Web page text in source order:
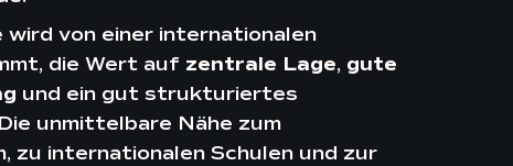
von einer internationalen
die Wert auf zentrale Lage, gute
und ein gut strukturiertes
unmittelbare Nähe zum
zu internationalen Schulen und zur